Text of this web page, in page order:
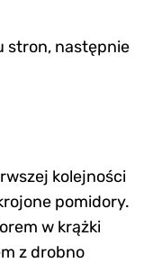
stron, następnie
kolejności
pomidory.
w krążki
z drobno